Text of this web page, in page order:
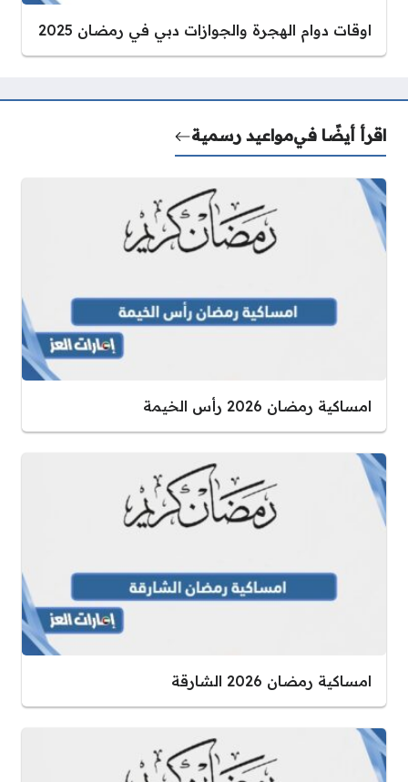
اوقات دوام الهجرة والجوازات دبي في رمضان 2025
اقرأ أيضًا فيمواعيد رسمية
امساكية رمضان 2026 رأس الخيمة
امساكية رمضان 2026 الشارقة